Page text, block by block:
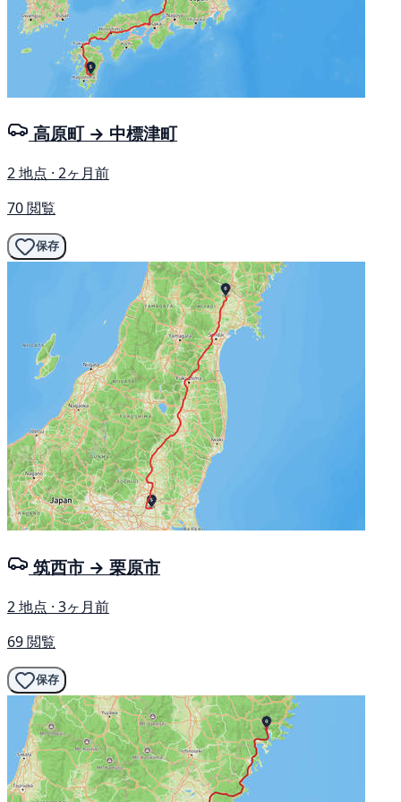
高原町 → 中標津町
2 地点 · 2ヶ月前
70 閲覧
保存
筑西市 → 栗原市
2 地点 · 3ヶ月前
69 閲覧
保存